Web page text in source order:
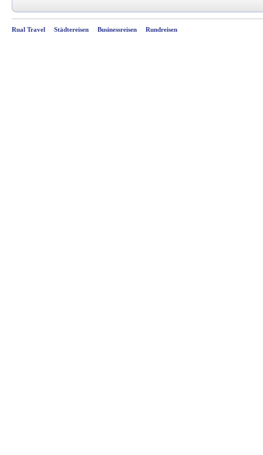
Rual Travel Städtereisen Businessreisen Rundreisen